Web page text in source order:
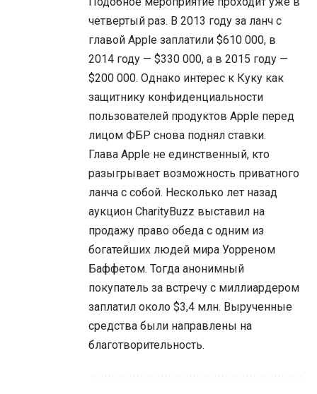
четвертый раз. В 2013 году за ланч с
главой Apple заплатили $610 000, в
2014 году — $330 000, а в 2015 году —
$200 000. Однако интерес к Куку как
защитнику конфиденциальности
пользователей продуктов Apple перед
лицом ФБР снова поднял ставки.
Глава Apple не единственный, кто
разыгрывает возможность приватного
ланча с собой. Несколько лет назад
аукцион CharityBuzz выставил на
продажу право обеда с одним из
богатейших людей мира Уорреном
Баффетом. Тогда анонимный
покупатель за встречу с миллиардером
заплатил около $3,4 млн. Вырученные
средства были направлены на
благотворительность.